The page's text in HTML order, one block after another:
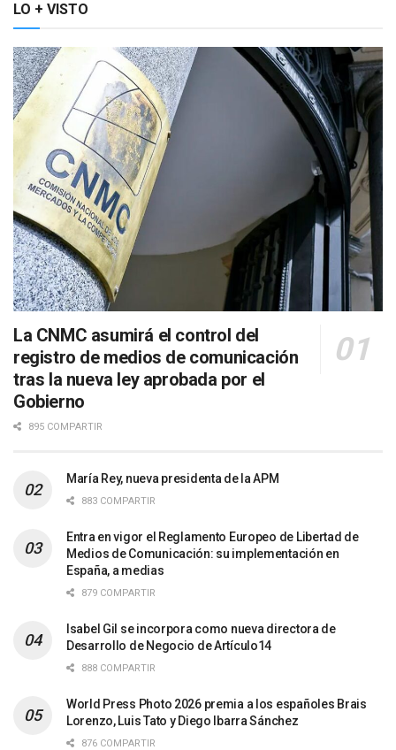
LO + VISTO
La CNMC asumirá el control del
registro de medios de comunicación
tras la nueva ley aprobada por el
Gobierno
895 COMPARTIR
María Rey, nueva presidenta de la APM
883 COMPARTIR
Entra en vigor el Reglamento Europeo de Libertad de
Medios de Comunicación: su implementación en
España, a medias
879 COMPARTIR
Isabel Gil se incorpora como nueva directora de
Desarrollo de Negocio de Artículo14
888 COMPARTIR
World Press Photo 2026 premia a los españoles Brais
Lorenzo, Luis Tato y Diego Ibarra Sánchez
876 COMPARTIR